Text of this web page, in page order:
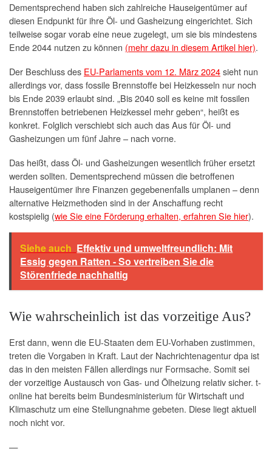
Dementsprechend haben sich zahlreiche Hauseigentümer auf
diesen Endpunkt für ihre Öl- und Gasheizung eingerichtet. Sich
teilweise sogar vorab eine neue zugelegt, um sie bis mindestens
Ende 2044 nutzen zu können (mehr dazu in diesem Artikel hier).
Der Beschluss des EU-Parlaments vom 12. März 2024sieht nun
allerdings vor, dass fossile Brennstoffe bei Heizkesseln nur noch
bis Ende 2039 erlaubt sind. „Bis 2040 soll es keine mit fossilen
Brennstoffen betriebenen Heizkessel mehr geben“, heißt es
konkret. Folglich verschiebt sich auch das Aus für Öl- und
Gasheizungen um fünf Jahre – nach vorne.
Das heißt, dass Öl- und Gasheizungen wesentlich früher ersetzt
werden sollten. Dementsprechend müssen die betroffenen
Hauseigentümer ihre Finanzen gegebenenfalls umplanen – denn
alternative Heizmethoden sind in der Anschaffung recht
kostspielig (wie Sie eine Förderung erhalten, erfahren Sie hier).
Siehe auch Effektiv und umweltfreundlich: Mit
Essig gegen Ratten - So vertreiben Sie die
Störenfriede nachhaltig
Wie wahrscheinlich ist das vorzeitige Aus?
Erst dann, wenn die EU-Staaten dem EU-Vorhaben zustimmen,
treten die Vorgaben in Kraft. Laut der Nachrichtenagentur dpa ist
das in den meisten Fällen allerdings nur Formsache. Somit sei
der vorzeitige Austausch von Gas- und Ölheizung relativ sicher. t-
online hat bereits beim Bundesministerium für Wirtschaft und
Klimaschutz um eine Stellungnahme gebeten. Diese liegt aktuell
noch nicht vor.
—